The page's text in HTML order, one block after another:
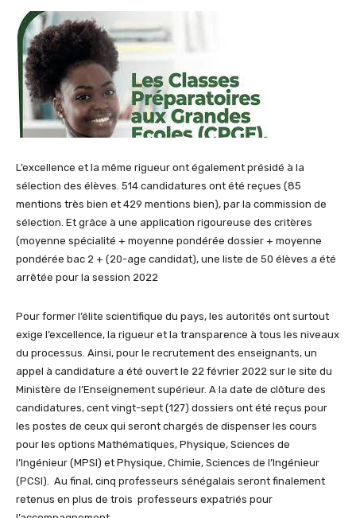
L’excellence et la même rigueur ont également présidé à la
sélection des élèves. 514 candidatures ont été reçues (85
mentions très bien et 429 mentions bien), par la commission de
sélection. Et grâce à une application rigoureuse des critères
(moyenne spécialité + moyenne pondérée dossier + moyenne
pondérée bac 2 + (20-age candidat), une liste de 50 élèves a été
arrêtée pour la session 2022
Pour former l’élite scientifique du pays, les autorités ont surtout
exige l’excellence, la rigueur et la trans­parence à tous les niveaux
du processus. Ainsi, pour le recrutement des enseignants, un
appel à candi­dature a été ouvert le 22 février 2022 sur le site du
Ministère de l’Enseignement supérieur. A la date de clôture des
candidatures, cent vingt-sept (127) dos­siers ont été reçus pour
les postes de ceux qui seront chargés de dispenser les cours
pour les options Mathématiques, Physique, Sciences de
l’Ingénieur (MPSI) et Physique, Chimie, Sciences de l’Ingénieur
(PCSI). Au final, cinq professeurs séné­galais seront finalement
retenus en plus de trois professeurs expatriés pour